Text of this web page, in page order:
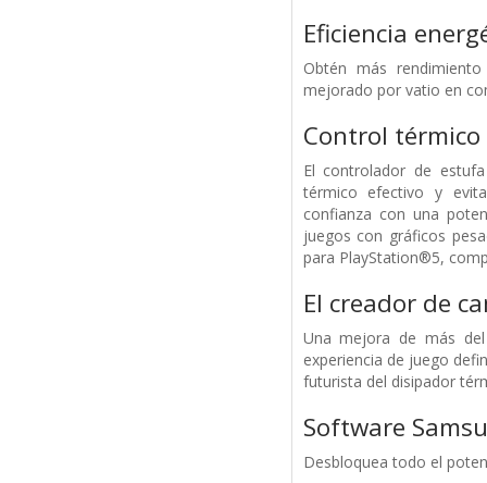
Eficiencia
Obtén más
mejorado por vatio en
Control
El controlador de
térmico efectivo y
confianza con una
juegos con gráficos
para PlayStation®5,
El creador de
Una mejora de más
experiencia de juego
futurista del disipador
Software
Desbloquea todo el